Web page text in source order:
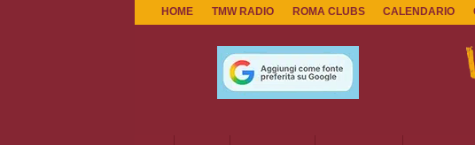
HOME TMW RADIO ROMA CLUBS CALENDARIO